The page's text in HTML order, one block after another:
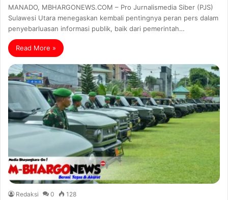
MANADO, MBHARGONEWS.COM – Pro Jurnalismedia Siber (PJS)
Sulawesi Utara menegaskan kembali pentingnya peran pers dalam
penyebarluasan informasi publik, baik dari pemerintah…
Read More »
Redaksi 0 128